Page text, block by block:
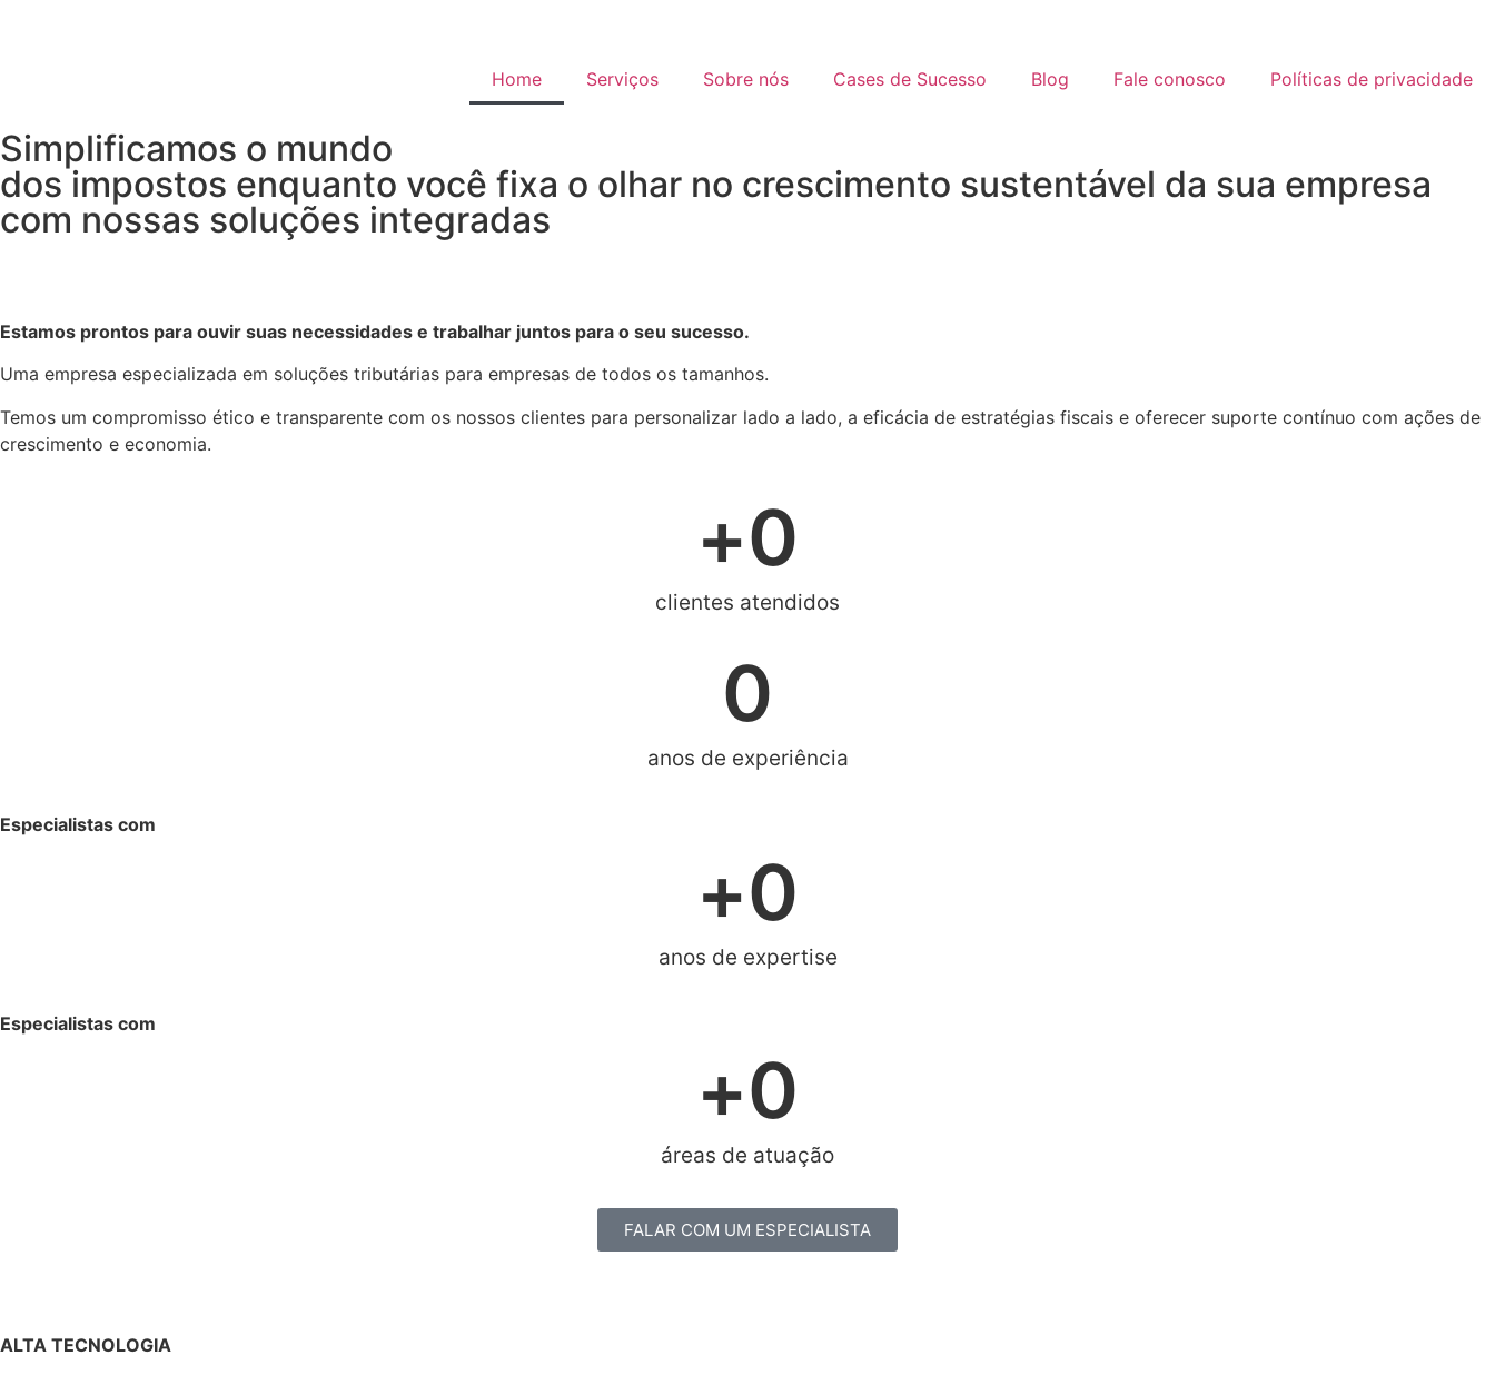
Home Serviços Sobre nós Cases de Sucesso Blog Fale conosco Políticas de privacidade
Simplificamos o mundo
dos impostos enquanto você fixa o olhar no crescimento sustentável da sua empresa
com nossas soluções integradas
Estamos prontos para ouvir suas necessidades e trabalhar juntos para o seu sucesso.
Uma empresa especializada em soluções tributárias para empresas de todos os tamanhos.
Temos um compromisso ético e transparente com os nossos clientes para personalizar lado a lado, a eficácia de estratégias fiscais e oferecer suporte contínuo com ações de
crescimento e economia.
clientes atendidos
+0
anos de experiência
0
Especialistas com
anos de expertise
+0
Especialistas com
áreas de atuação
+0
FALAR COM UM ESPECIALISTA
ALTA TECNOLOGIA